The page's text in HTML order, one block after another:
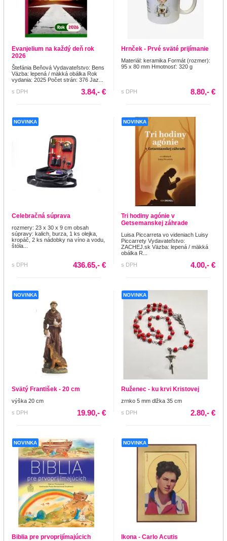
Evanjelium na každý deň rok
2026
Štefánia Beňová Vydavateľstvo: Bens
Väzba: lepená / mäkká obálka Rok
vydania: 2025 Počet strán: 376 Jaz...
s DPH
3.84,- €
Hrnček - Prvé sväté prijímanie
Materiál: keramika Formát (rozmer):
95 x 80 mm Hmotnosť: 320 g
s DPH 8.80,- €
NOVINKA
Celebračná súprava
rozmery: 23 x 30 x 9 cm obsah
súpravy: kalich, burza, 1 ks olejka,
kropáč, 2 ks nádobky na víno a vodu,
štóla...
s DPH 436.65,- €
NOVINKA
Tri hodiny agónie v
Getsemanskej záhrade
Luisa Piccarreta vo videniach Luisy
Piccarrety Vydavateľstvo:
ZACHEJ.sk Väzba: lepená / mäkká
obálka R...
s DPH
4.00,- €
NOVINKA
Svätý František - 20 cm
výška 20 cm
s DPH
19.90,- €
NOVINKA
Ruženec - ku krvi Kristovej
zrnko 5 mm dlžka 35 cm
s DPH
2.80,- €
NOVINKA
Biblia pre prvoprijímajúcich
NOVINKA
Ikona - Carlo Acutis